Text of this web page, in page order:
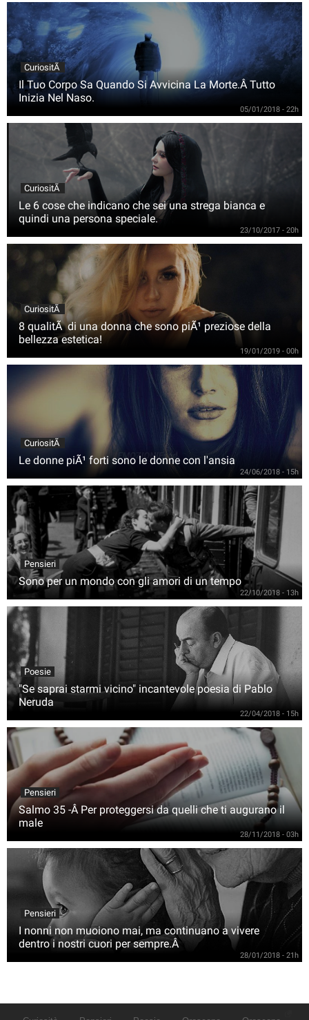
CuriositÃ
Il Tuo Corpo Sa Quando Si Avvicina La Morte.Â Tutto
Inizia Nel Naso.
05/01/2018 - 22h
CuriositÃ
Le 6 cose che indicano che sei una strega bianca e
quindi una persona speciale.
23/10/2017 - 20h
CuriositÃ
8 qualitÃ di una donna che sono piÃ¹ preziose della
bellezza estetica!
19/01/2019 - 00h
CuriositÃ
Le donne piÃ¹ forti sono le donne con l'ansia
24/06/2018 - 15h
Pensieri
Sono per un mondo con gli amori di un tempo
22/10/2018 - 13h
Poesie
"Se saprai starmi vicino" incantevole poesia di Pablo
Neruda
22/04/2018 - 15h
Pensieri
Salmo 35 -Â Per proteggersi da quelli che ti augurano il
male
28/11/2018 - 03h
Pensieri
I nonni non muoiono mai, ma continuano a vivere
dentro i nostri cuori per sempre.Â
28/01/2018 - 21h